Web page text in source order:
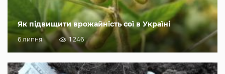
Як підвищити врожайність сої в Україні
6 липня 1 246